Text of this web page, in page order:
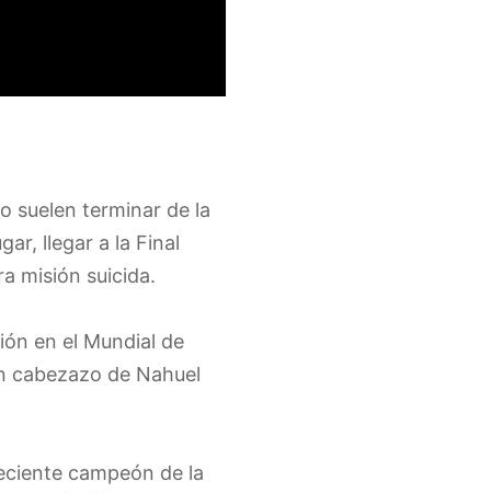
suelen terminar de la
llegar a la Final
misión suicida.
en el Mundial de
cabezazo de Nahuel
campeón de la